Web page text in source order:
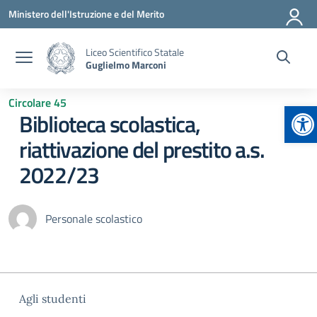
Vai ai contenuti
Vai al menu di navigazione
Vai al footer
Ministero dell'Istruzione e del Merito
Liceo Scientifico Statale
Guglielmo Marconi
Circolare 45
Biblioteca scolastica,
riattivazione del prestito a.s.
2022/23
Personale scolastico
Agli studenti